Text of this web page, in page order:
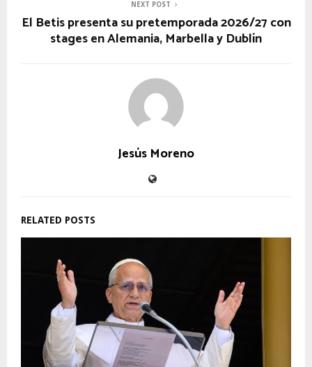
NEXT POST
El Betis presenta su pretemporada 2026/27 con
stages en Alemania, Marbella y Dublín
Jesús Moreno
RELATED POSTS